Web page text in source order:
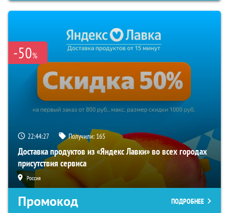
-50%
22:44:26 Получили: 165
Доставка продуктов из «Яндекс Лавки» во всех городах
присутствия сервиса
Россия
Промокод ПОДРОБНЕЕ